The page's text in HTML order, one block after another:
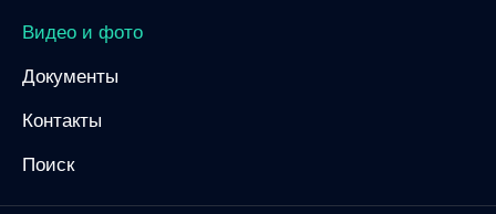
Видео и фото
Документы
Контакты
Поиск